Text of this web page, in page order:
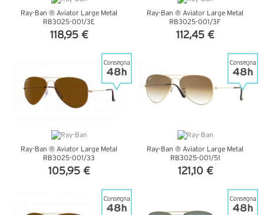
Ray-Ban ® Aviator Large Metal
RB3025-001/3E
118,95 €
Ray-Ban ® Aviator Large Metal
RB3025-001/3F
112,45 €
Ray-Ban ® Aviator Large Metal
RB3025-001/33
105,95 €
Ray-Ban ® Aviator Large Metal
RB3025-001/51
121,10 €